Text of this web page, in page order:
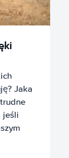
Jaka
jeśli